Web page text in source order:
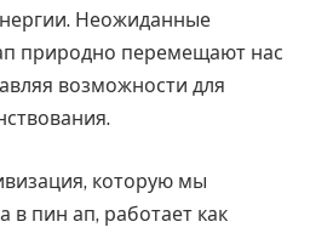
Неожиданные
природно перемещают нас
возможности для
которую мы
в пин ап, работает как